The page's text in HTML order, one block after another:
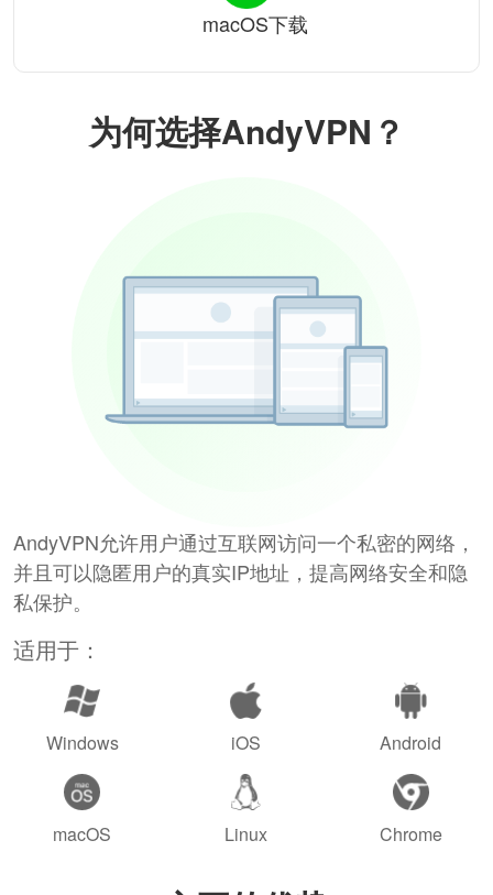
为何选择AndyVPN？
AndyVPN允许用户通过互联网访问一个私密的网络，
并且可以隐匿用户的真实IP地址，提高网络安全和隐
私保护。
适用于：
Windows iOS Android
macOS Linux Chrome
macOS下载